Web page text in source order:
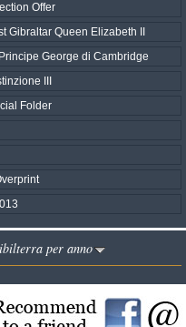
Offer
Gibraltar Queen Elizabeth II
George di Cambridge
III
Folder
per anno